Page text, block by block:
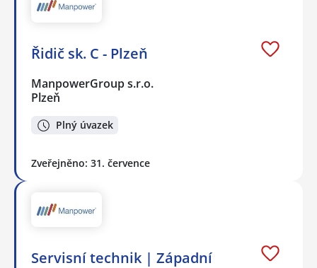
Řidič sk. C - Plzeň
ManpowerGroup s.r.o.
Plzeň
Plný úvazek
Zveřejněno: 31. července
Servisní technik | Západní